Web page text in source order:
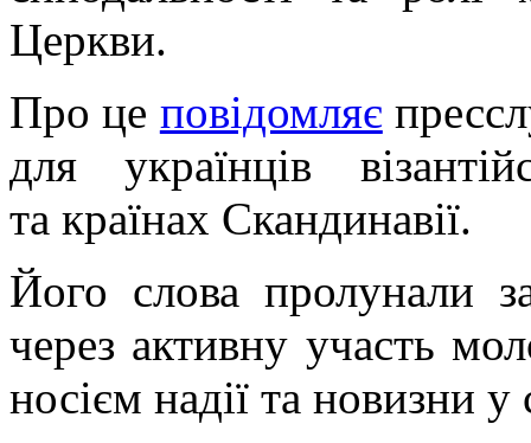
Церкви.
Про це повідомляє
для українців
та країнах Скандинавії.
Його слова пролунали
через активну участь
носієм надії та новизни у